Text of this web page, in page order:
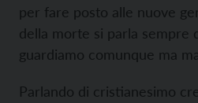
per fare posto alle nuove
della morte si parla sempre
guardiamo comunque ma
Parlando di cristianesimo